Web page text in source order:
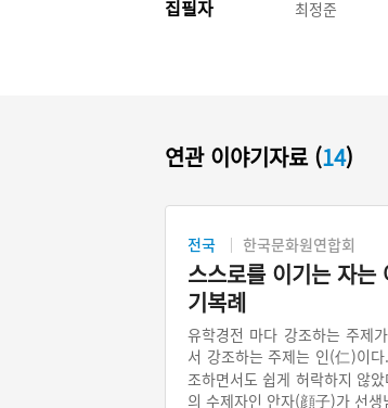
집필자 최정준
연관 이야기자료 (14)
전국 한국문화원연합회
스스로를 이기는 자는
기복례
유학경전 마다 강조하는 주제
서 강조하는 주제는 인(仁)이
조하면서도 쉽게 허락하지 않
의 수제자인 안자(顔子)가 선